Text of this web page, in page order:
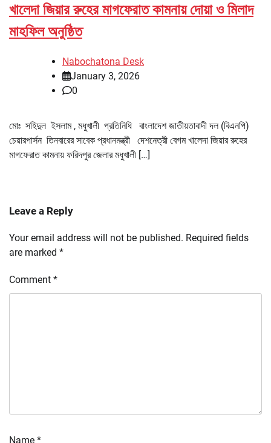
খালেদা জিয়ার রুহের মাগফেরাত কামনায় দোয়া ও মিলাদ
মাহফিল অনুষ্ঠিত
Nabochatona Desk
January 3, 2026
0
মোঃ সহিদুল ইসলাম , মধুখালী প্রতিনিধি বাংলাদেশ জাতীয়তাবাদী দল (বিএনপি)
চেয়ারপার্সন তিনবারের সাবেক প্রধানমন্ত্রী দেশনেত্রী বেগম খালেদা জিয়ার রুহের
মাগফেরাত কামনায় ফরিদপুর জেলার মধুখালী […]
Leave a Reply
Your email address will not be published. Required fields
are marked *
Comment *
Name *